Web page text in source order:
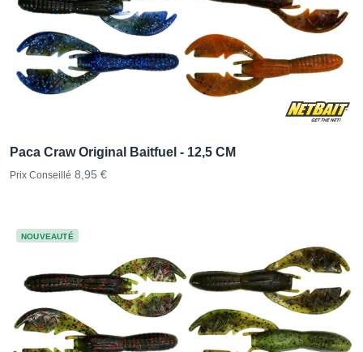
Paca Craw Original Baitfuel - 12,5 CM
Prix Conseillé 8,95 €
NOUVEAUTÉ